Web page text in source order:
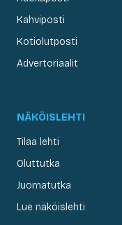
Kahviposti
Kotiolutposti
Advertoriaalit
NÄKÖISLEHTI
Tilaa lehti
Oluttutka
Juomatutka
Lue näköislehti